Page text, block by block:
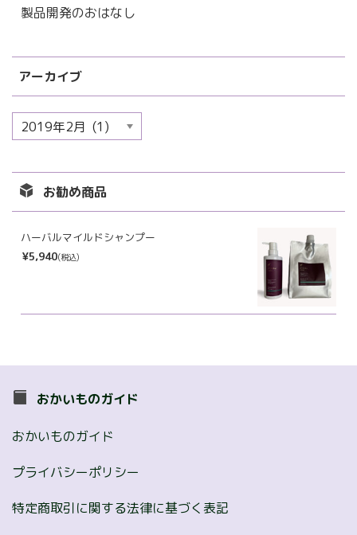
製品開発のおはなし
アーカイブ
ア
ー
イ
ブ
お勧め商品
ハーバルマイルドシャンプー
¥5,940(税込)
おかいものガイド
おかいものガイド
プライバシーポリシー
特定商取引に関する法律に基づく表記